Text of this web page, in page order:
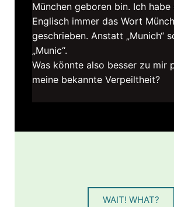
München geboren bin. Ich habe
Englisch immer das Wort
geschrieben. Anstatt „Munich“
„Munic“.
Was könnte also besser zu mir
meine bekannte Verpeiltheit?
WAIT! WHAT?